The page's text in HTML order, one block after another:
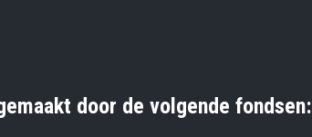
door de volgende fondsen: